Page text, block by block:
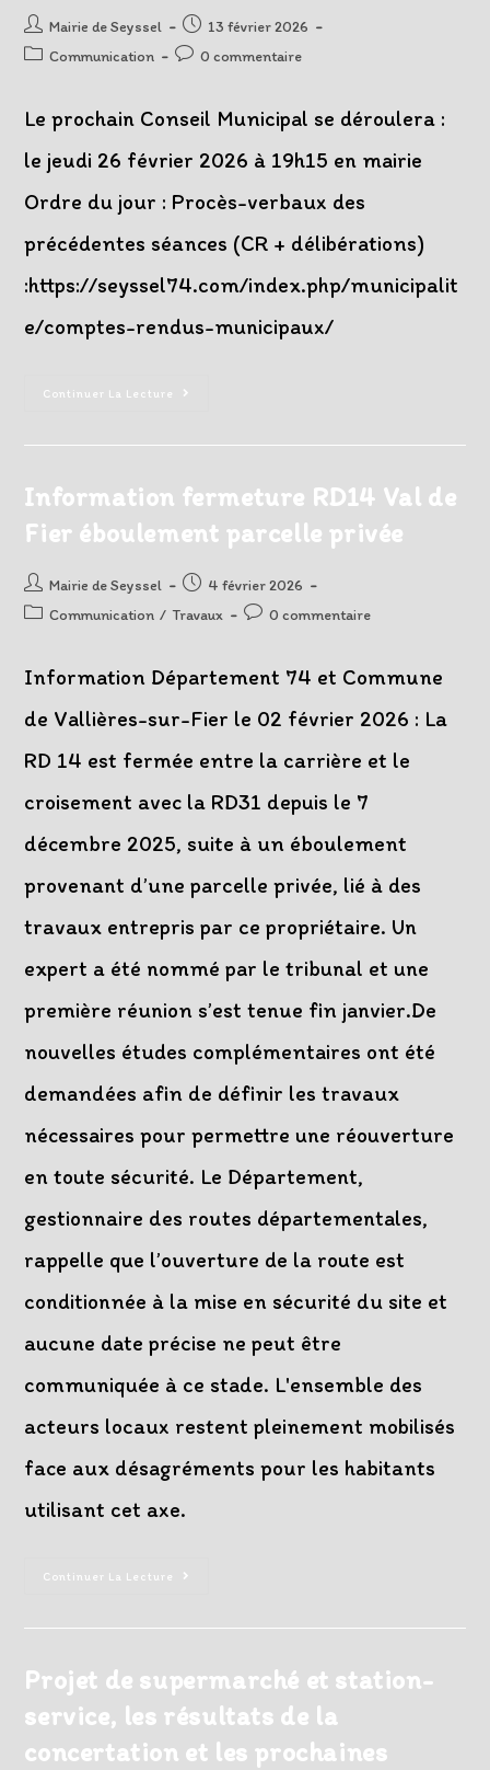
Auteur/autrice
de
Mairie de Seyssel
Post
published:
13 février 2026
PostCommunication
Post0 commentaire
Le prochain Conseil Municipal se déroulera :
le jeudi 26 février 2026 à 19h15 en mairie
Ordre du jour : Procès-verbaux des
précédentes séances (CR + délibérations)
:https://seyssel74.com/index.php/municipalit
e/comptes-rendus-municipaux/
Continuer La Lecture
Prochain
2026
Information fermeture RD14 Val de
Fier éboulement parcelle privée
Auteur/autrice
de
Mairie de Seyssel
Post
published:
4 février 2026
PostCommunication / Travaux
Post0 commentaire
Information Département 74 et Commune
de Vallières-sur-Fier le 02 février 2026 : La
RD 14 est fermée entre la carrière et le
croisement avec la RD31 depuis le 7
décembre 2025, suite à un éboulement
provenant d’une parcelle privée, lié à des
travaux entrepris par ce propriétaire. Un
expert a été nommé par le tribunal et une
première réunion s’est tenue fin janvier.De
nouvelles études complémentaires ont été
demandées afin de définir les travaux
nécessaires pour permettre une réouverture
en toute sécurité. Le Département,
gestionnaire des routes départementales,
rappelle que l’ouverture de la route est
conditionnée à la mise en sécurité du site et
aucune date précise ne peut être
communiquée à ce stade. L'ensemble des
acteurs locaux restent pleinement mobilisés
face aux désagréments pour les habitants
utilisant cet axe.
Continuer La Lecture
Information
Parcelle
Privée
Projet de supermarché et station-
service, les résultats de la
concertation et les prochaines